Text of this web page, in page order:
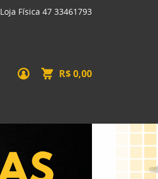
Loja Física 47 33461793
R$ 0,00